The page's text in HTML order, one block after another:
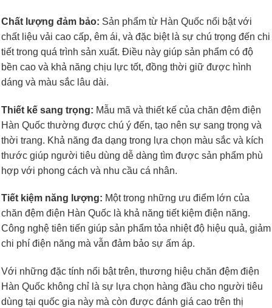
Chất lượng đảm bảo: Sản phẩm từ Hàn Quốc nổi bật với
chất liệu vải cao cấp, êm ái, và đặc biệt là sự chú trọng đến chi
tiết trong quá trình sản xuất. Điều này giúp sản phẩm có độ
bền cao và khả năng chịu lực tốt, đồng thời giữ được hình
dáng và màu sắc lâu dài.
Thiết kế sang trọng: Mẫu mã và thiết kế của chăn đệm điện
Hàn Quốc thường được chú ý đến, tạo nên sự sang trọng và
thời trang. Khả năng đa dạng trong lựa chọn màu sắc và kích
thước giúp người tiêu dùng dễ dàng tìm được sản phẩm phù
hợp với phong cách và nhu cầu cá nhân.
Tiết kiệm năng lượng: Một trong những ưu điểm lớn của
chăn đệm điện Hàn Quốc là khả năng tiết kiệm điện năng.
Công nghệ tiên tiến giúp sản phẩm tỏa nhiệt độ hiệu quả, giảm
chi phí điện năng mà vẫn đảm bảo sự ấm áp.
Với những đặc tính nổi bật trên, thương hiệu chăn đệm điện
Hàn Quốc không chỉ là sự lựa chọn hàng đầu cho người tiêu
dùng tại quốc gia này mà còn được đánh giá cao trên thị